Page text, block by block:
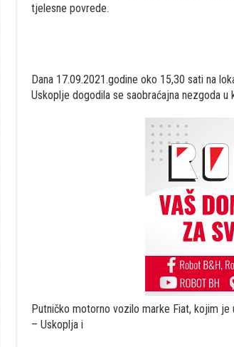
tjelesne povrede.
Dana 17.09.2021.godine oko 15,30 sati na
Uskoplje dogodila se saobraćajna nezgoda u
Putničko motorno vozilo marke Fiat, kojim je
– Uskoplja i